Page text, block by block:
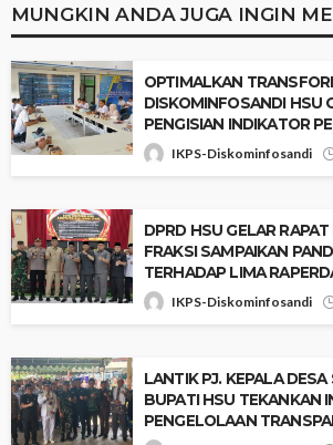
MUNGKIN ANDA JUGA INGIN
‎OPTIMALKAN
DISKOMINFOSANDI HSU
PENGISIAN INDIKATOR
IKPS-Diskominfosandi
‎DPRD HSU GELAR
FRAKSI SAMPAIKAN
TERHADAP LIMA
IKPS-Diskominfosandi
‎LANTIK PJ. KEPALA
BUPATI HSU TEKANKAN
PENGELOLAAN